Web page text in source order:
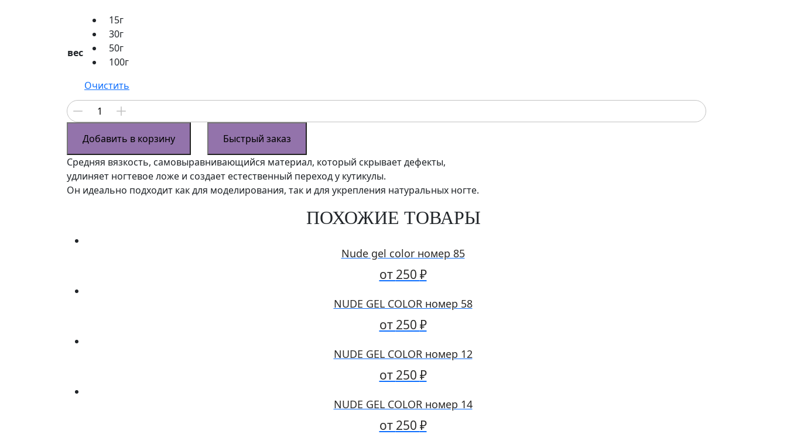
вес
15г
30г
50г
100г
Очистить
Количество
товара
Nude
color
номер
82
Добавить в корзину
Быстрый заказ
Средняя вязкость, самовыравнивающийся материал, который скрывает дефекты,
удлиняет ногтевое ложе и создает естественный переход у кутикулы.
Он идеально подходит как для моделирования, так и для укрепления натуральных ногте.
ПОХОЖИЕ ТОВАРЫ
Nude gel color номер 85
от 250 ₽
NUDE GEL COLOR номер 58
от 250 ₽
NUDE GEL COLOR номер 12
от 250 ₽
NUDE GEL COLOR номер 14
от 250 ₽